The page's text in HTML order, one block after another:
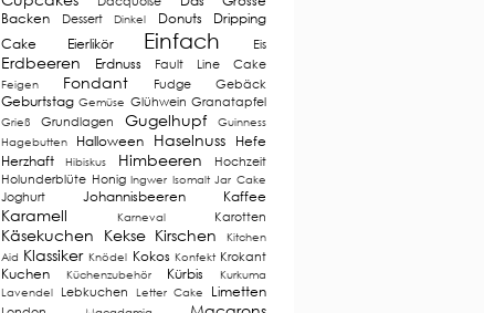
Backen
Dessert Dinkel Donuts
Dripping
Cake
Eierlikör Einfach Eis
Erdbeeren Erdnuss Fault Line Cake
Feigen Fondant Fudge Gebäck
Geburtstag Gemüse Glühwein Granatapfel
Grieß Grundlagen Gugelhupf
Guinness
Hagebutten
Halloween Haselnuss
Hefe
Herzhaft
Hibiskus Himbeeren
Hochzeit
Holunderblüte Honig Ingwer Isomalt Jar Cake
Joghurt Johannisbeeren Kaffee
Karamell Karneval Karotten
Käsekuchen Kekse Kirschen
Kitchen
Aid Klassiker Knödel Kokos Konfekt Krokant
Kuchen Küchenzubehör Kürbis
Kurkuma
Lavendel
Lebkuchen Letter Cake Limetten